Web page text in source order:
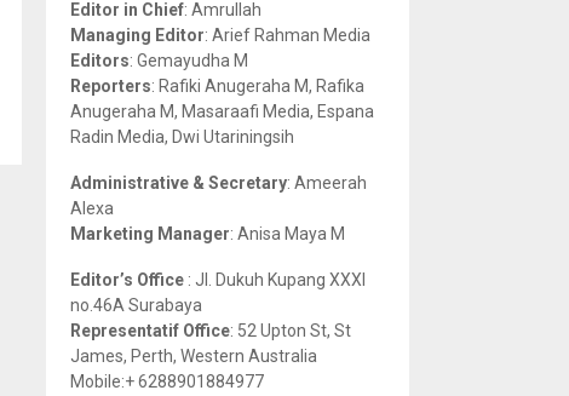
r
:
R
H
Editor in Chief: Amrullah
Managing Editor: Arief Rahman Media
Editors: Gemayudha M
Reporters: Rafiki Anugeraha M, Rafika
Anugeraha M, Masaraafi Media, Espana
Radin Media, Dwi Utariningsih
Administrative & Secretary: Ameerah
Alexa
Marketing Manager: Anisa Maya M
Editor’s Office : Jl. Dukuh Kupang XXXI
no.46A Surabaya
Representatif Office: 52 Upton St, St
James, Perth, Western Australia
Mobile:+ 6288901884977